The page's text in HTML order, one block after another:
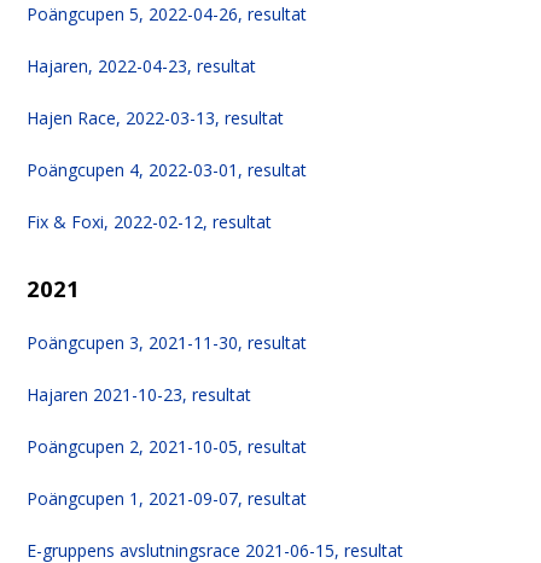
Poängcupen 5, 2022-04-26, resultat
Hajaren, 2022-04-23, resultat
Hajen Race, 2022-03-13, resultat
Poängcupen 4, 2022-03-01, resultat
Fix & Foxi, 2022-02-12, resultat
2021
Poängcupen 3, 2021-11-30, resultat
Hajaren 2021-10-23, resultat
Poängcupen 2, 2021-10-05, resultat
Poängcupen 1, 2021-09-07, resultat
E-gruppens avslutningsrace 2021-06-15, resultat